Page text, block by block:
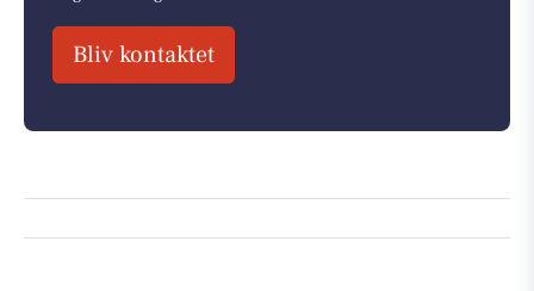
Bliv kontaktet